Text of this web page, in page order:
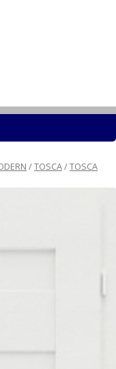
la conținut
/TOSCA/TOSCA